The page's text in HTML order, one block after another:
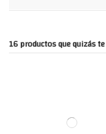
16 productos que quizás